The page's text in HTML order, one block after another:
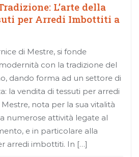
L’arte della
per Arredi Imbottiti a
di Mestre, si fonde
con la tradizione del
dando forma ad un settore di
la vendita di tessuti per arredi
nota per la sua vitalità
numerose attività legate al
e in particolare alla
arredi imbottiti. In […]